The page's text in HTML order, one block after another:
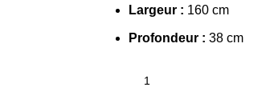
Largeur : 160 cm
Profondeur : 38 cm